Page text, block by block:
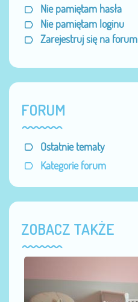
Nie pamiętam hasła
Nie pamiętam loginu
Zarejestruj się na forum
FORUM
Ostatnie tematy
Kategorie forum
ZOBACZ TAKŻE